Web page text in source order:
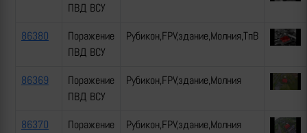
ПВД ВСУ
86380
Поражение
ПВД ВСУ
Рубикон,FPV,здание,Молния,ТпВ
86369
Поражение
ПВД ВСУ
Рубикон,FPV,здание,Молния
86370
Поражение
Рубикон,FPV,здание,Молния